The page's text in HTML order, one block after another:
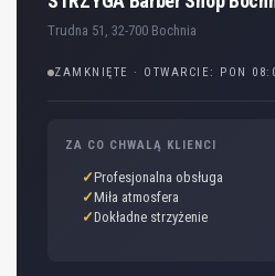
Trudna 51, 32-700 Bochnia
ZAMKNIĘTE · OTWARCIE: PON
ZA CO CHWALĄ KLIENCI
Profesjonalna obsługa
Miła atmosfera
Dokładne strzyżenie